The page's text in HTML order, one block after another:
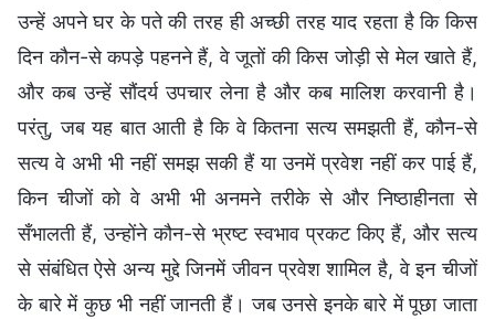
उन्हें अपने घर के पते की तरह ही अच्छी तरह याद रहता है कि किस
दिन कौन-से कपड़े पहनने हैं, वे जूतों की किस जोड़ी से मेल खाते हैं,
और कब उन्हें सौंदर्य उपचार लेना है और कब मालिश करवानी है।
परंतु, जब यह बात आती है कि वे कितना सत्य समझती हैं, कौन-से
सत्य वे अभी भी नहीं समझ सकी हैं या उनमें प्रवेश नहीं कर पाई हैं,
किन चीजों को वे अभी भी अनमने तरीके से और निष्ठाहीनता से
सँभालती हैं, उन्होंने कौन-से भ्रष्ट स्वभाव प्रकट किए हैं, और सत्य
से संबंधित ऐसे अन्य मुद्दे जिनमें जीवन प्रवेश शामिल है, वे इन चीजों
के बारे में कुछ भी नहीं जानती हैं। जब उनसे इनके बारे में पूछा जाता